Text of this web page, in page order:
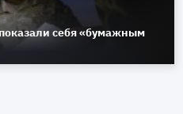
себя «бумажным